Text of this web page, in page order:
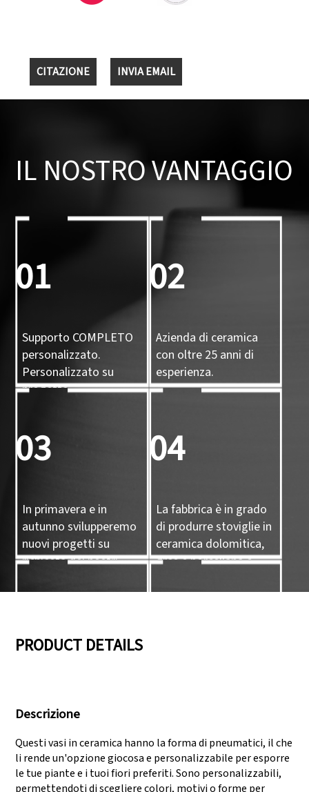
CITAZIONE INVIA EMAIL
IL NOSTRO VANTAGGIO
01
Supporto COMPLETO
personalizzato.
Personalizzato su
progetto,
personalizzato con
stampo 3D.
02
Azienda di ceramica
con oltre 25 anni di
esperienza.
03
In primavera e in
autunno svilupperemo
nuovi progetti su
richiesta dei nostri
04
La fabbrica è in grado
di produrre stoviglie in
ceramica dolomitica,
gres e porcellana e
ceramica.
di soddisfare grandi
TARGET
PRODUCT DETAILS
Descrizione
Questi vasi in ceramica hanno la forma di pneumatici, il che
li rende un'opzione giocosa e personalizzabile per esporre
le tue piante e i tuoi fiori preferiti. Sono personalizzabili,
permettendoti di scegliere colori, motivi o forme per